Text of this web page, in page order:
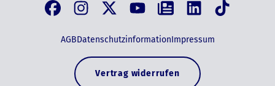
AGBDatenschutzinformationImpressum
Vertrag widerrufen